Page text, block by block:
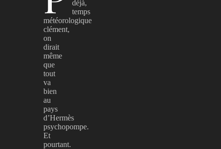
déjà,
temps
météorologique
clément,
on
dirait
même
que
tout
va
bien
au
pays
d’Hermès
psychopompe.
Et
pourtant.